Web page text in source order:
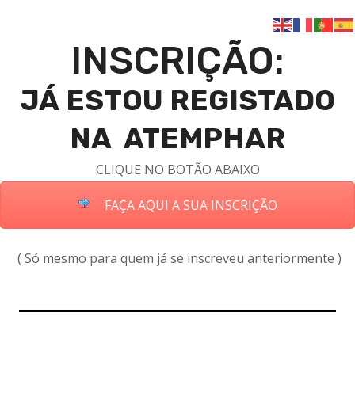
INSCRIÇÃO:
JÁ ESTOU REGISTADO
NA ATEMPHAR
CLIQUE NO BOTÃO ABAIXO
FAÇA AQUI A SUA INSCRIÇÃO
( Só mesmo para quem já se inscreveu anteriormente )